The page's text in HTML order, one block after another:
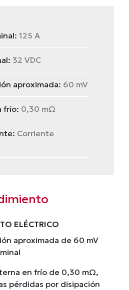
125 A
32 VDC
aproximada: 60 mV
frío: 0,30 mΩ
Corriente
ELÉCTRICO
aproximada de 60 mV
en frío de 0,30 mΩ,
pérdidas por disipación